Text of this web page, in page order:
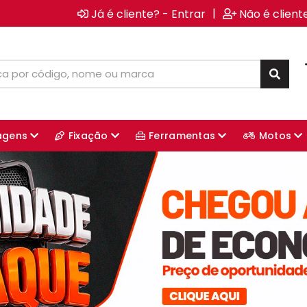
Já é cliente? - Entrar | Não é
Fixação Ferramentas Motos